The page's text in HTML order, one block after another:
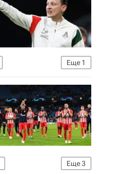
Еще 1
Еще3